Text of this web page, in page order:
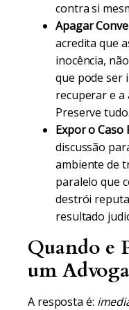
contra si
Apagar
acredita que
inocência,
que pode ser
recuperar e a
Preserve tudo.
Expor o Caso
discussão
ambiente de
paralelo que
destrói
resultado
Quando e
um
A resposta é: